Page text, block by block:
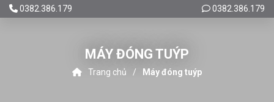
0382.386.179 0382.386.179
MÁY ĐÓNG TUÝP
Trang chủ Máy đóng tuýp